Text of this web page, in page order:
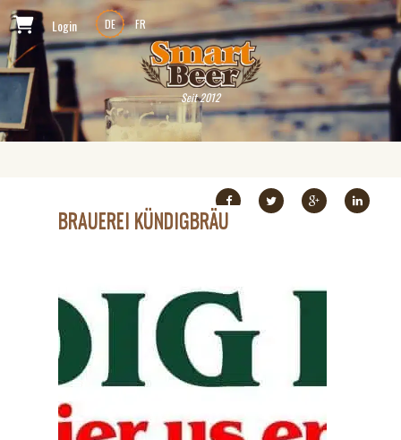
Login DE FR
Seit 2012
BRAUEREI KÜNDIGBRÄU